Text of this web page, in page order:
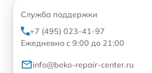
Служба поддержки
+7 (495) 023-41-97
Ежедневно с 9:00 до 21:00
info@beko-repair-center.ru